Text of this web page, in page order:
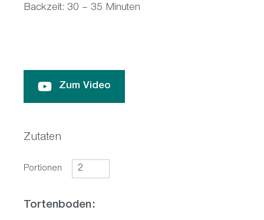
Backzeit: 30 – 35 Minuten
Zum Video
Zutaten
Portionen
Tortenboden: